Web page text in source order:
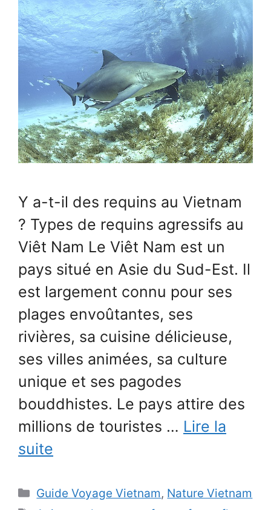
Y a-t-il des requins au Vietnam
? Types de requins agressifs au
Viêt Nam Le Viêt Nam est un
pays situé en Asie du Sud-Est. Il
est largement connu pour ses
plages envoûtantes, ses
rivières, sa cuisine délicieuse,
ses villes animées, sa culture
unique et ses pagodes
bouddhistes. Le pays attire des
millions de touristes … Lire la
suite
Catégories
Guide Voyage Vietnam, Nature Vietnam